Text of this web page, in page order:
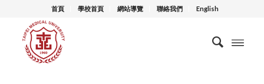
首頁 學校首頁 網站導覽 聯絡我們 English